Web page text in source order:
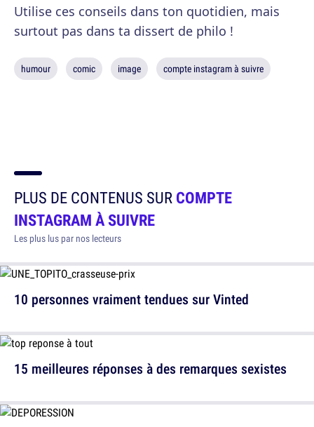
Utilise ces conseils dans ton quotidien, mais
surtout pas dans ta dissert de philo !
humour comic image compte instagram à suivre
PLUS DE CONTENUS SURCOMPTE
INSTAGRAM À SUIVRE
Les plus lus par nos lecteurs
10 personnes vraiment tendues sur Vinted
15 meilleures réponses à des remarques sexistes